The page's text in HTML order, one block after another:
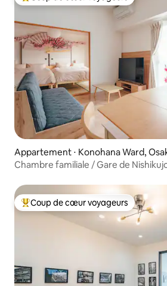
Coups de cœur voyageurs les plus
Appartement ⋅ Konohana Ward,
Chambre familiale / Gare de
appartement familial...
Coups de cœur voyageurs les plus
Coup de cœur voyageurs